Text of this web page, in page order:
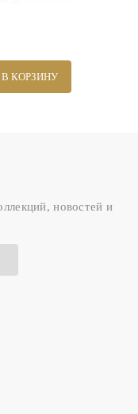
В КОРЗИНУ
новостей и